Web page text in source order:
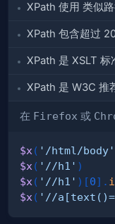
XPath 使用 类似
XPath 包含超过
XPath 是 XSLT
XPath 是 W3C 推
在 Firefox 或
$x ( '/html/body'
$x ( '//h1' )
$x ( '//h1' ) [0] .
$x ( '//